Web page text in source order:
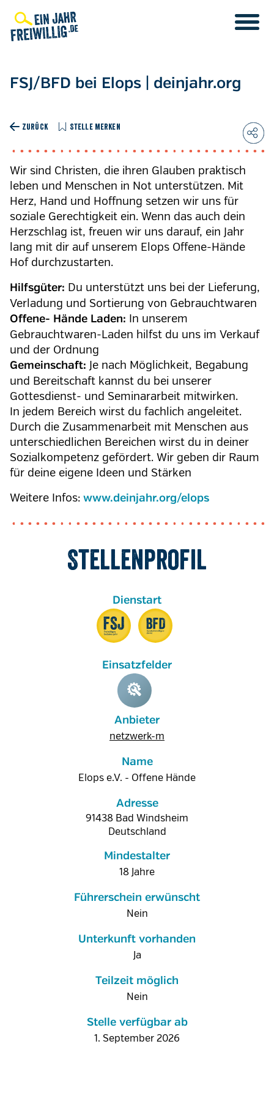
zum
Inhalt
FSJ/BFD bei Elops | deinjahr.org
ZURÜCK STELLE MERKEN
Wir sind Christen, die ihren Glauben praktisch
leben und Menschen in Not unterstützen. Mit
Herz, Hand und Hoffnung setzen wir uns für
soziale Gerechtigkeit ein. Wenn das auch dein
Herzschlag ist, freuen wir uns darauf, ein Jahr
lang mit dir auf unserem Elops Offene-Hände
Hof durchzustarten.
Hilfsgüter: Du unterstützt uns bei der Lieferung,
Verladung und Sortierung von Gebrauchtwaren
Offene- Hände Laden: In unserem
Gebrauchtwaren-Laden hilfst du uns im Verkauf
und der Ordnung
Gemeinschaft: Je nach Möglichkeit, Begabung
und Bereitschaft kannst du bei unserer
Gottesdienst- und Seminararbeit mitwirken.
In jedem Bereich wirst du fachlich angeleitet.
Durch die Zusammenarbeit mit Menschen aus
unterschiedlichen Bereichen wirst du in deiner
Sozialkompetenz gefördert. Wir geben dir Raum
für deine eigene Ideen und Stärken
Weitere Infos: www.deinjahr.org/elops
Stellenprofil
Anbieter
netzwerk-m
Name
Elops e.V. - Offene Hände
Adresse
91438 Bad Windsheim
Deutschland
Mindestalter
18 Jahre
Führerschein erwünscht
Nein
Unterkunft vorhanden
Ja
Teilzeit möglich
Nein
Stelle verfügbar ab
1. September 2026